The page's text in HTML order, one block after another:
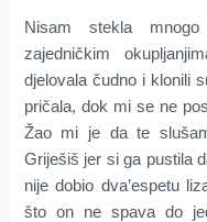
Nisam stekla
zajedničkim
djelovala čudno i klonili
pričala, dok mi se ne
Žao mi je da te
Griješiš jer si ga pustila
nije dobio dva’espetu
što on ne spava do